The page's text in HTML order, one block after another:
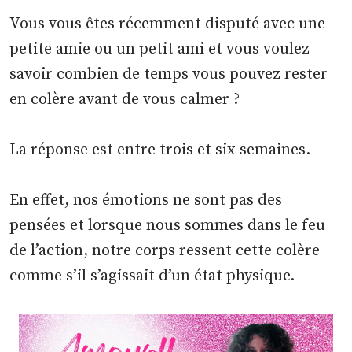
Vous vous êtes récemment disputé avec une
petite amie ou un petit ami et vous voulez
savoir combien de temps vous pouvez rester
en colère avant de vous calmer ?
La réponse est entre trois et six semaines.
En effet, nos émotions ne sont pas des
pensées et lorsque nous sommes dans le feu
de l’action, notre corps ressent cette colère
comme s’il s’agissait d’un état physique.